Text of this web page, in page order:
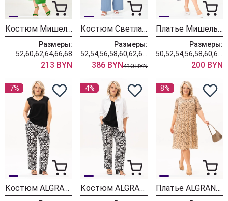
Костюм Мишель Шик 1451 весенняя зелень
Размеры:
52,60,62,64,66,68
213 BYN
Костюм Светлана-Стиль 2025 индиго
Размеры:
386 BYN410 BYN
Платье Мишель Шик 993-3 крупный горох
Размеры:
200 BYN
7%
Костюм ALGRANDA (Новелла Шарм) 4130-2
4%
Костюм ALGRANDA (Новелла Шарм) 4130
8%
Платье ALGRANDA (Новелла Шарм) 4150